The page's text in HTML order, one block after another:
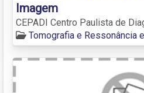
Imagem
CEPADI Centro Paulista de
Tomografia e Ressonância